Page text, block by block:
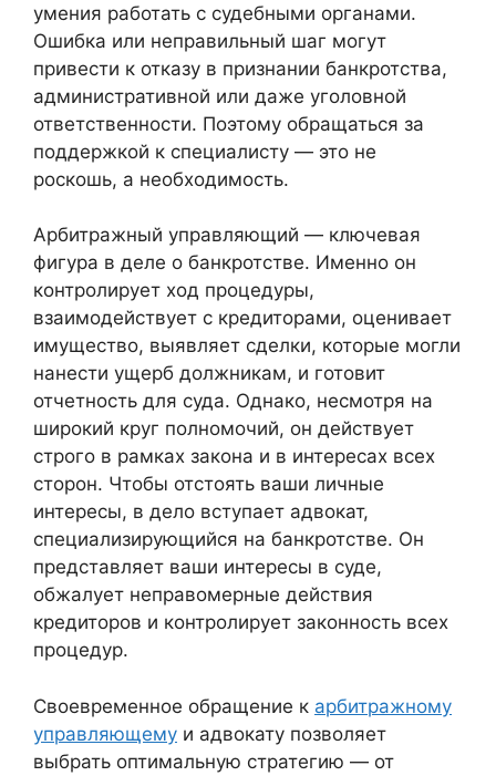
умения работать с судебными органами.
Ошибка или неправильный шаг могут
привести к отказу в признании банкротства,
административной или даже уголовной
ответственности. Поэтому обращаться за
поддержкой к специалисту — это не
роскошь, а необходимость.
Арбитражный управляющий — ключевая
фигура в деле о банкротстве. Именно он
контролирует ход процедуры,
взаимодействует с кредиторами, оценивает
имущество, выявляет сделки, которые могли
нанести ущерб должникам, и готовит
отчетность для суда. Однако, несмотря на
широкий круг полномочий, он действует
строго в рамках закона и в интересах всех
сторон. Чтобы отстоять ваши личные
интересы, в дело вступает адвокат,
специализирующийся на банкротстве. Он
представляет ваши интересы в суде,
обжалует неправомерные действия
кредиторов и контролирует законность всех
процедур.
Своевременное обращение к арбитражному
управляющему и адвокату позволяет
выбрать оптимальную стратегию — от